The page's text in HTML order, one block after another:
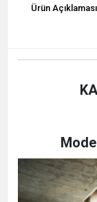
Ürün Açıklaması